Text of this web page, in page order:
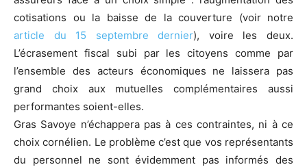
cotisations ou la baisse de la couverture (voir notre
article du 15 septembre dernier), voire les deux.
L’écrasement fiscal subi par les citoyens comme par
l’ensemble des acteurs économiques ne laissera pas
grand choix aux mutuelles complémentaires aussi
performantes soient-elles.
Gras Savoye n’échappera pas à ces contraintes, ni à ce
choix cornélien. Le problème c’est que vos représentants
du personnel ne sont évidemment pas informés des